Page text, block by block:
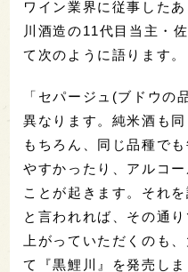
ワイン業界に従事した
川酒造の11代目当主・
て次のように語ります。
「セパージュ(ブドウの
異なります。純米酒も
もちろん、同じ品種で
やすかったり、アルコ
ことが起きます。それ
と言われれば、その通
上がっていただくのも
て『黒鯉川』を発売しま